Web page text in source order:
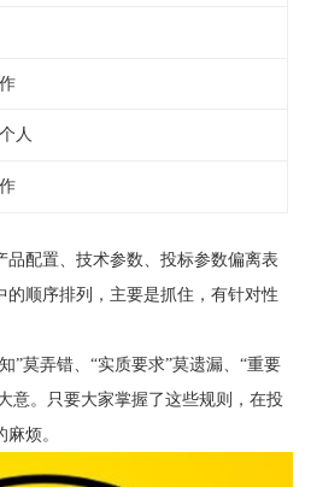
人
配置、技术参数、投标参数偏离表
顺序排列，主要是抓住，有针对性
”莫弄错、“实质要求”莫遗漏、“重要
意。只要大家掌握了这些规则，在投
烦。